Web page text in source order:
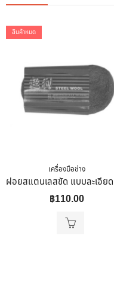
สินค้าหมด
เครื่องมือช่าง
฿110.00